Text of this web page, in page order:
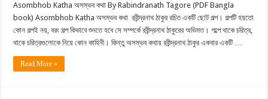
Asombhob Katha অসম্ভব কথা By Rabindranath Tagore (PDF Bangla
book) Asombhob Katha অসম্ভব কথা রবীন্দ্রনাথ ঠাকুর রচিত একটি ছোট গল্প। গল্পটি হয়তো
কোন গল্পই নয়, বরং গল্প কিভাবে শুনতে হবে সে সম্পর্কে রবীন্দ্রনাথ ঠাকুরের অভিমত। গল্পে থাকে চরিত্র,
থাকে চরিত্রগুলোকে নিয়ে কোন কাহিনী। কিন্তু অসম্ভব কথায় রবীন্দ্রনাথ ঠাকুর একবার একটি …
Read More »